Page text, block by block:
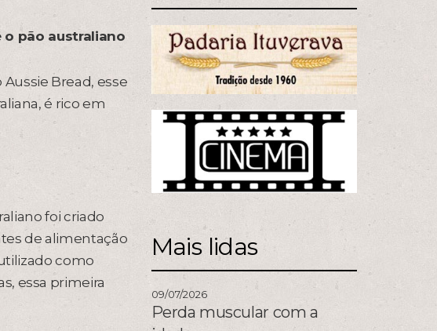
o pão australiano
Bread, esse
é rico em
foi criado
de alimentação
como
essa primeira
Mais lidas
09/07/2026
Perda muscular com a